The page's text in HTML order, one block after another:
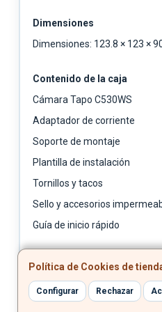
Dimensiones
Dimensiones: 123.8 × 123 ×
Contenido de la caja
Cámara Tapo C530WS
Adaptador de corriente
Soporte de montaje
Plantilla de instalación
Tornillos y tacos
Sello y accesorios
Guía de inicio rápido
Certificaciones: CE, FCC,
Política de Cookies de
Configurar Rechazar